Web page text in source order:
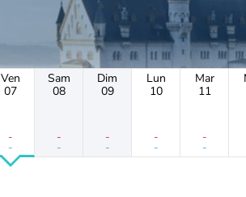
Ven
07
-
-
Sam
08
-
-
Dim
09
-
-
Lun
10
-
-
Mar
11
-
-